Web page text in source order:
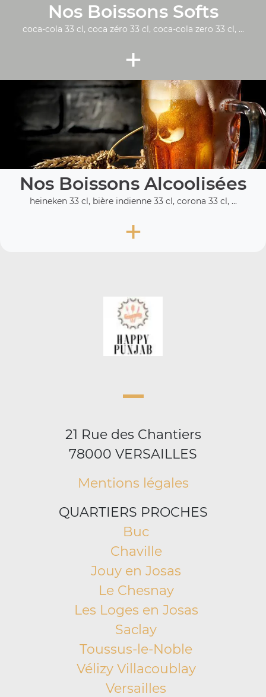
Nos Boissons Softs
coca-cola 33 cl, coca zéro 33 cl, coca-cola zero 33 cl, ...
+
Nos Boissons Alcoolisées
heineken 33 cl, bière indienne 33 cl, corona 33 cl, ...
+
21 Rue des Chantiers
78000 VERSAILLES
Mentions légales
QUARTIERS PROCHES
Buc
Chaville
Jouy en Josas
Le Chesnay
Les Loges en Josas
Saclay
Toussus-le-Noble
Vélizy Villacoublay
Versailles